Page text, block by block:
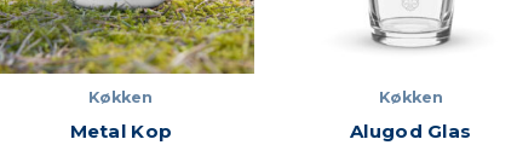
Køkken
Metal Kop
Køkken
Alugod Glas